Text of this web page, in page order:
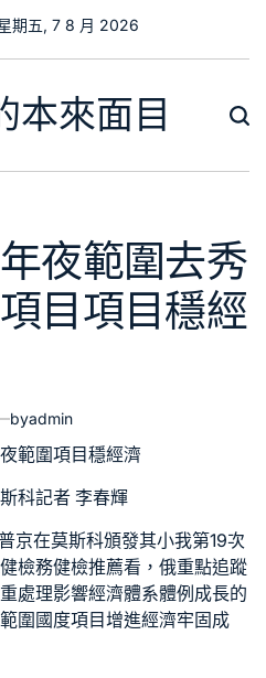
期五, 7 8 月 2026
本來面目
夜範圍去秀
目項目穩經
byadmin
範圍項目穩經濟
科記者 李春輝
京在莫斯科頒發其小我第19次
檢務健檢推薦看，俄重點追蹤
處理影響經濟體系體例成長的
圍國度項目增進經濟牢固成